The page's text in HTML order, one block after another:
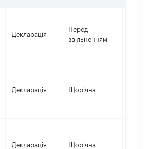
Декларація
Перед
звільненням
Декларація Щорічна
Декларація Щорічна